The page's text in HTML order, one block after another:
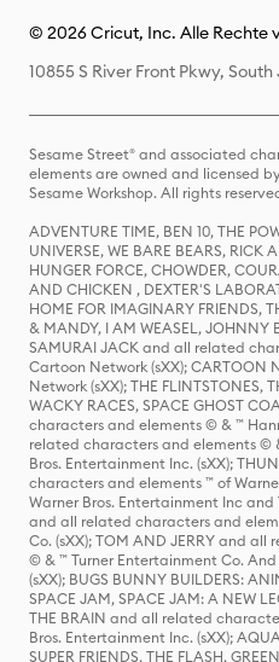
© 2026 Cricut, Inc. Alle Rechte
10855 S River Front Pkwy,
Sesame Street® and associated
elements are owned and licensed
Sesame Workshop. All rights
ADVENTURE TIME, BEN 10, THE
UNIVERSE, WE BARE BEARS, RICK
HUNGER FORCE, CHOWDER,
AND CHICKEN , DEXTER'S
HOME FOR IMAGINARY FRIENDS,
& MANDY, I AM WEASEL, JOHNNY
SAMURAI JACK and all related
Cartoon Network (sXX); CARTOON
Network (sXX); THE FLINTSTONES,
WACKY RACES, SPACE GHOST
characters and elements © & ™
related characters and elements ©
Bros. Entertainment Inc. (sXX);
characters and elements ™ of
Warner Bros. Entertainment Inc and
and all related characters and
Co. (sXX); TOM AND JERRY and
© & ™ Turner Entertainment Co.
(sXX); BUGS BUNNY BUILDERS:
SPACE JAM, SPACE JAM: A NEW
THE BRAIN and all related
Bros. Entertainment Inc. (sXX);
SUPER FRIENDS, THE FLASH,